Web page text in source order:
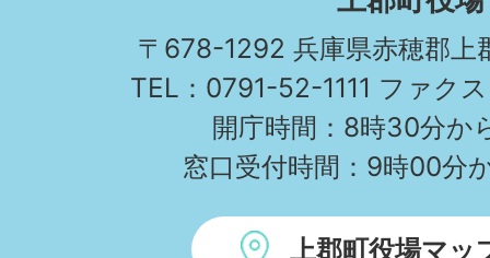
TOWN
〒678-1292 兵庫県赤穂郡上
TEL：0791-52-1111 ファク
開庁時間：8時30分か
窓口受付時間：9時00分
上郡町役場マッ